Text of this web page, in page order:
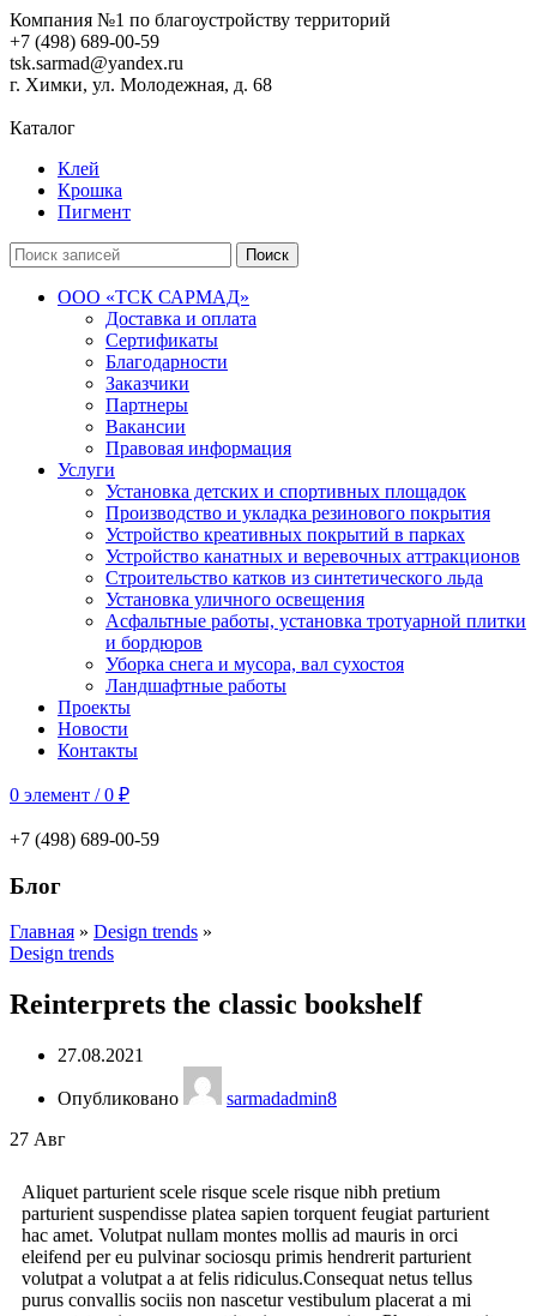
Компания №1 по благоустройству территорий
+7 (498) 689-00-59
tsk.sarmad@yandex.ru
г. Химки, ул. Молодежная, д. 68
Каталог
Клей
Крошка
Пигмент
Поиск
ООО «ТСК САРМАД»
Доставка и оплата
Сертификаты
Благодарности
Заказчики
Партнеры
Вакансии
Правовая информация
Услуги
Установка детских и спортивных площадок
Производство и укладка резинового покрытия
Устройство креативных покрытий в парках
Устройство канатных и веревочных аттракционов
Строительство катков из синтетического льда
Установка уличного освещения
Асфальтные работы, установка тротуарной плитки
и бордюров
Уборка снега и мусора, вал сухостоя
Ландшафтные работы
Проекты
Новости
Контакты
0 элемент / 0 ₽
+7 (498) 689-00-59
Блог
Главная » Design trends »
Design trends
Reinterprets the classic bookshelf
27.08.2021
Опубликовано
sarmadadmin8
27 Авг
Aliquet parturient scele risque scele risque nibh pretium
parturient suspendisse platea sapien torquent feugiat parturient
hac amet. Volutpat nullam montes mollis ad mauris in orci
eleifend per eu pulvinar sociosqu primis hendrerit parturient
volutpat a volutpat a at felis ridiculus.Consequat netus tellus
purus convallis sociis non nascetur vestibulum placerat a mi